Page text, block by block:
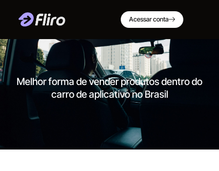
Acessar conta
Melhor forma de vender produtos dentro do
carro de aplicativo no Brasil